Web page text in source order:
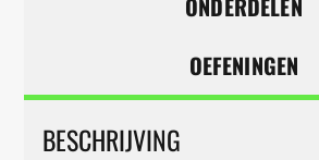
OEFENINGEN
BESCHRIJVING